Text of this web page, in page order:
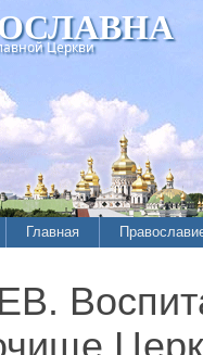
Церкви
Главная